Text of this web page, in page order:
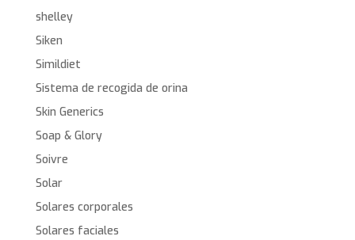
shelley
Siken
Simildiet
Sistema de recogida de orina
Skin Generics
Soap & Glory
Soivre
Solar
Solares corporales
Solares faciales